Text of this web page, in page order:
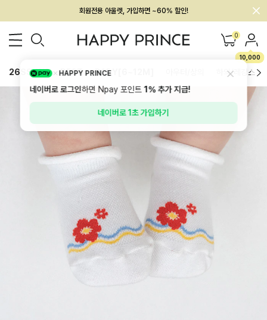
회원전용 아울렛, 가입하면 ~60% 할인!
멤버십 최대 28,000원 혜택 0
10,000
26SS 신상 BEST BABY[6~12M] 하의/레깅스
HAPPY PRINCE
네이버로 로그인하면 Npay 포인트1%추가 지급!
네이버로 1초 가입하기